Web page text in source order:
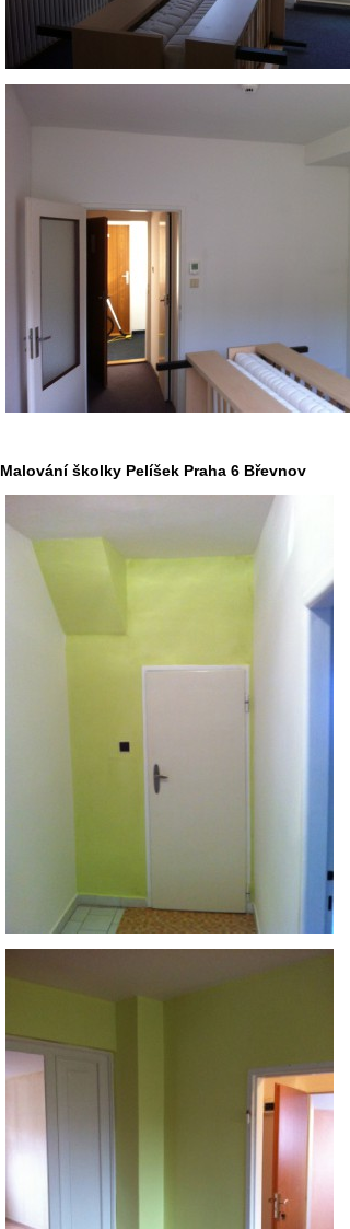
Malování školky Pelíšek Praha 6 Břevnov